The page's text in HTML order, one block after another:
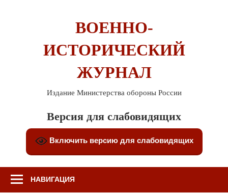
ВОЕННО-
ИСТОРИЧЕСКИЙ
ЖУРНАЛ
Издание Министерства обороны России
Версия для слабовидящих
Включить версию для слабовидящих
НАВИГАЦИЯ